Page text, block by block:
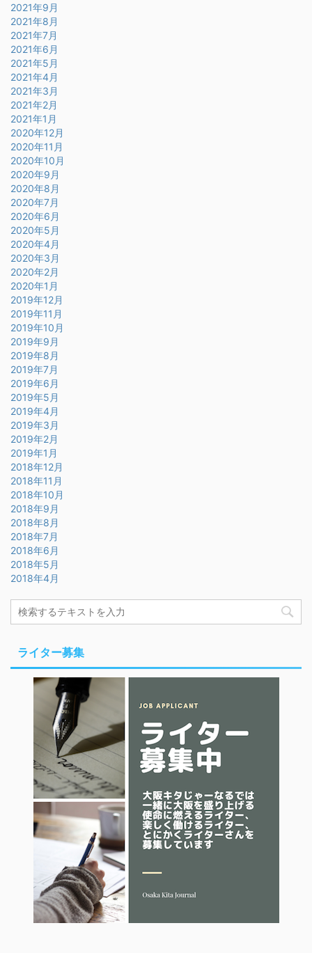
2021年9月
2021年8月
2021年7月
2021年6月
2021年5月
2021年4月
2021年3月
2021年2月
2021年1月
2020年12月
2020年11月
2020年10月
2020年9月
2020年8月
2020年7月
2020年6月
2020年5月
2020年4月
2020年3月
2020年2月
2020年1月
2019年12月
2019年11月
2019年10月
2019年9月
2019年8月
2019年7月
2019年6月
2019年5月
2019年4月
2019年3月
2019年2月
2019年1月
2018年12月
2018年11月
2018年10月
2018年9月
2018年8月
2018年7月
2018年6月
2018年5月
2018年4月
ライター募集